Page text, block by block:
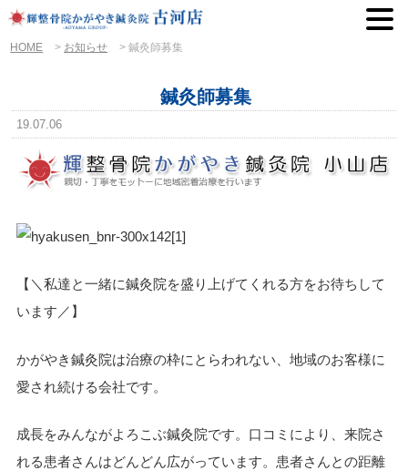
HOME > お知らせ >鍼灸師募集
鍼灸師募集
19.07.06
【＼私達と一緒に鍼灸院を盛り上げてくれる方をお待ちして
います／】
かがやき鍼灸院は治療の枠にとらわれない、地域のお客様に
愛され続ける会社です。
成長をみんながよろこぶ鍼灸院です。口コミにより、来院さ
れる患者さんはどんどん広がっています。患者さんとの距離